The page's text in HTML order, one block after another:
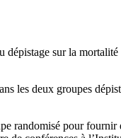
sur la
les deux groupes
randomisé pour